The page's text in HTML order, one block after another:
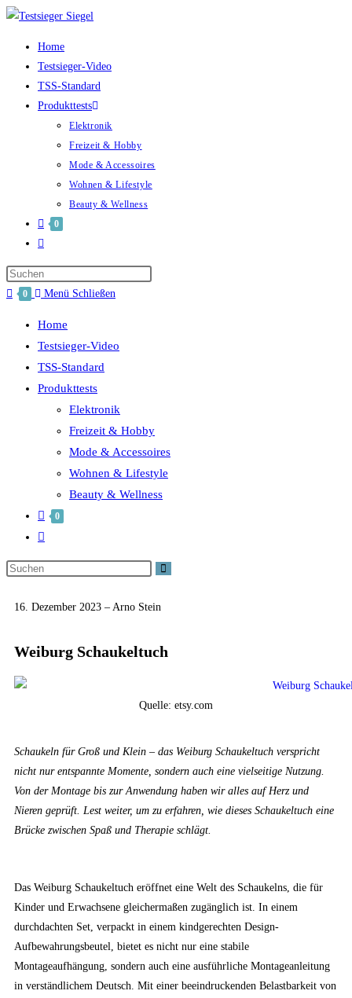
Home
Testsieger-Video
TSS-Standard
Produkttests
Elektronik
Freizeit & Hobby
Mode & Accessoires
Wohnen & Lifestyle
Beauty & Wellness
0
0 Menü Schließen
Home
Testsieger-Video
TSS-Standard
Produkttests
Elektronik
Freizeit & Hobby
Mode & Accessoires
Wohnen & Lifestyle
Beauty & Wellness
0
16. Dezember 2023 – Arno Stein
Weiburg Schaukeltuch
Quelle: etsy.com
Schaukeln für Groß und Klein – das Weiburg Schaukeltuch verspricht
nicht nur entspannte Momente, sondern auch eine vielseitige Nutzung.
Von der Montage bis zur Anwendung haben wir alles auf Herz und
Nieren geprüft. Lest weiter, um zu erfahren, wie dieses Schaukeltuch eine
Brücke zwischen Spaß und Therapie schlägt.
Das Weiburg Schaukeltuch eröffnet eine Welt des Schaukelns, die für
Kinder und Erwachsene gleichermaßen zugänglich ist. In einem
durchdachten Set, verpackt in einem kindgerechten Design-
Aufbewahrungsbeutel, bietet es nicht nur eine stabile
Montageaufhängung, sondern auch eine ausführliche Montageanleitung
in verständlichem Deutsch. Mit einer beeindruckenden Belastbarkeit von